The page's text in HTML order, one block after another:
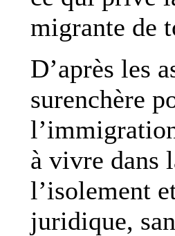
migrante de
D’après les
surenchère
à vivre dans
l’isolement
juridique,